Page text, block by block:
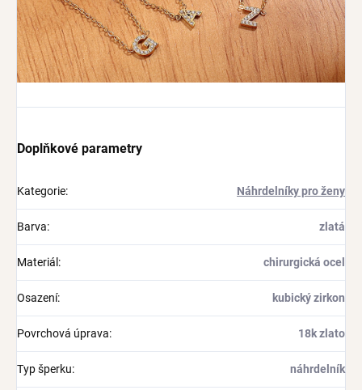
Doplňkové parametry
Kategorie: Náhrdelníky pro ženy
Barva: zlatá
Materiál : chirurgická ocel
Osazení: kubický zirkon
Povrchová úprava: 18k zlato
Typ šperku: náhrdelník